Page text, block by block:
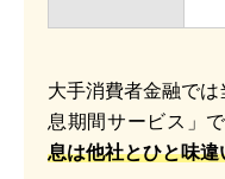
大手消費者金融では
息期間サービス」で
息は他社とひと味違